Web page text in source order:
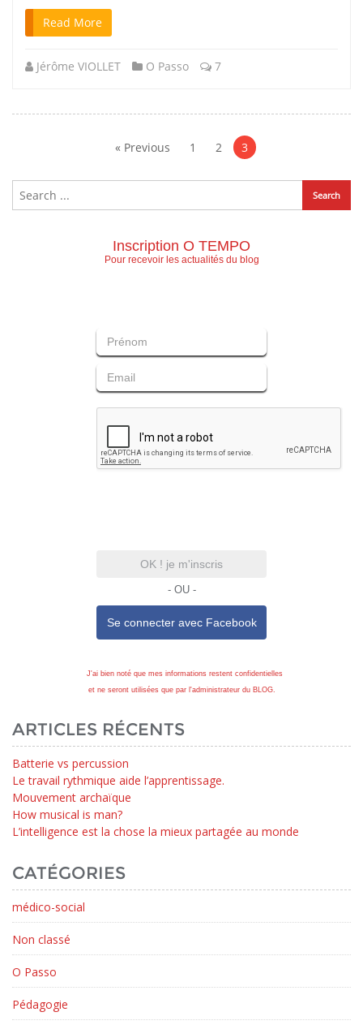
Read More
Jérôme VIOLLET O Passo 7
« Previous 1 2 3
Inscription O TEMPO
Pour recevoir les actualités du blog
OK ! je m'inscris
- OU -
Se connecter avec Facebook
J'ai bien noté que mes informations restent confidentielles
et ne seront utilisées que par l'administrateur du BLOG.
ARTICLES RÉCENTS
Batterie vs percussion
Le travail rythmique aide l’apprentissage.
Mouvement archaïque
How musical is man?
L’intelligence est la chose la mieux partagée au monde
CATÉGORIES
médico-social
Non classé
O Passo
Pédagogie